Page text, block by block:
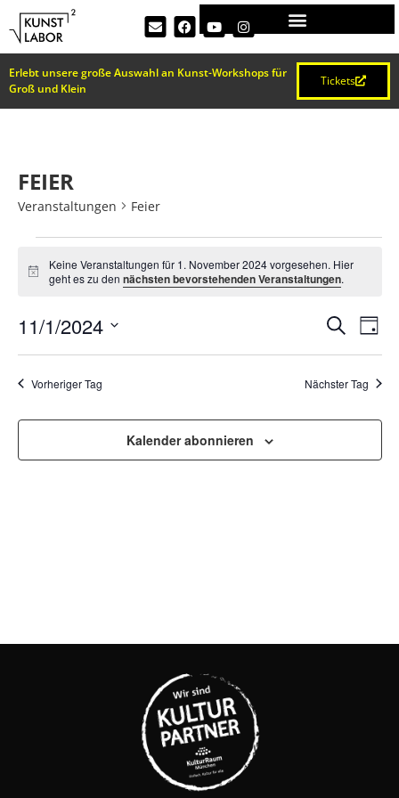
Erlebt unsere große Auswahl an Kunst-Workshops für
Groß und Klein
Tickets
FEIER
Veranstaltungen Feier
Hinweis
Keine Veranstaltungen für 1. November 2024 vorgesehen. Hier
geht es zu dennächsten bevorstehenden Veranstaltungen.
UND
SucheTag
11/1/2024
wählen.
Vorheriger Tag Nächster Tag
Kalender abonnieren